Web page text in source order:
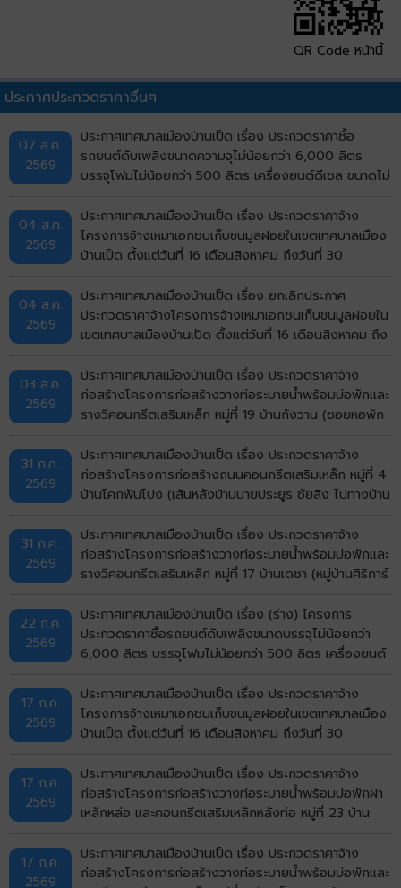
QR Code หน้านี้
ประกาศประกวดราคาอื่นๆ
07 ส.ค.
2569
ประกาศเทศบาลเมืองบ้านเป็ด เรื่อง ประกวดราคาซื้อ
รถยนต์ดับเพลิงขนาดความจุไม่น้อยกว่า 6,000 ลิตร
บรรจุโฟมไม่น้อยกว่า 500 ลิตร เครื่องยนต์ดีเซล ขนาดไม่
แรงดันสูงและอุปกรณ์ในการดับเพลิงครบชุด จำนวน 1 คัน
ด้วยวิธีประกวดราคาอิเล็กทรอนิกส์ (e-bidding)
04 ส.ค.
2569
ประกาศเทศบาลเมืองบ้านเป็ด เรื่อง ประกวดราคาจ้าง
โครงการจ้างเหมาเอกชนเก็บขนมูลฝอยในเขตเทศบาลเมือง
บ้านเป็ด ตั้งแต่วันที่ 16 เดือนสิงหาคม ถึงวันที่ 30
(e-bidding)
04 ส.ค.
2569
ประกาศเทศบาลเมืองบ้านเป็ด เรื่อง ยกเลิกประกาศ
ประกวดราคาจ้างโครงการจ้างเหมาเอกชนเก็บขนมูลฝอยใน
เขตเทศบาลเมืองบ้านเป็ด ตั้งแต่วันที่ 16 เดือนสิงหาคม ถึง
อิเล็กทรอนิกส์ (e-bidding)
03 ส.ค.
2569
ประกาศเทศบาลเมืองบ้านเป็ด เรื่อง ประกวดราคาจ้าง
ก่อสร้างโครงการก่อสร้างวางท่อระบายน้ำพร้อมบ่อพักและ
รางวีคอนกรีตเสริมเหล็ก หมู่ที่ 19 บ้านกังวาน (ซอยหอพัก
ขอนแก่น จังหวัดขอนแก่น ด้วยวิธีประกวดราคา
อิเล็กทรอนิกส์ (e-bidding)
31 ก.ค.
2569
ประกาศเทศบาลเมืองบ้านเป็ด เรื่อง ประกวดราคาจ้าง
ก่อสร้างโครงการก่อสร้างถนนคอนกรีตเสริมเหล็ก หมู่ที่ 4
บ้านโคกฟันโปง (เส้นหลังบ้านนายประยูร ชัยสิง ไปทางบ้าน
จังหวัดขอนแก่น ด้วยวิธีประกวดราคาอิเล็กทรอนิกส์ (e-
bidding)
31 ก.ค.
2569
ประกาศเทศบาลเมืองบ้านเป็ด เรื่อง ประกวดราคาจ้าง
ก่อสร้างโครงการก่อสร้างวางท่อระบายน้ำพร้อมบ่อพักและ
รางวีคอนกรีตเสริมเหล็ก หมู่ที่ 17 บ้านเดชา (หมู่บ้านศิริการ์
ด้วยวิธีประกวดราคาอิเล็กทรอนิกส์ (e-bidding)
22 ก.ค.
2569
ประกาศเทศบาลเมืองบ้านเป็ด เรื่อง (ร่าง) โครงการ
ประกวดราคาซื้อรถยนต์ดับเพลิงขนาดบรรจุไม่น้อยกว่า
6,000 ลิตร บรรจุโฟมไม่น้อยกว่า 500 ลิตร เครื่องยนต์
ตั้งระบบปั๊มแรงดันสูงและอุปกรณ์ในการดับเพลิงครบชุด
จำนวน 1 คัน ด้วยวิธีประกวดราคาอิเล็กทรอนิกส์ (e-
bidding)
17 ก.ค.
2569
ประกาศเทศบาลเมืองบ้านเป็ด เรื่อง ประกวดราคาจ้าง
โครงการจ้างเหมาเอกชนเก็บขนมูลฝอยในเขตเทศบาลเมือง
บ้านเป็ด ตั้งแต่วันที่ 16 เดือนสิงหาคม ถึงวันที่ 30
(e-bidding)
17 ก.ค.
2569
ประกาศเทศบาลเมืองบ้านเป็ด เรื่อง ประกวดราคาจ้าง
ก่อสร้างโครงการก่อสร้างวางท่อระบายน้ำพร้อมบ่อพักฝา
เหล็กหล่อ และคอนกรีตเสริมเหล็กหลังท่อ หมู่ที่ 23 บ้าน
อำเภอเมืองขอนแก่น จังหวัดขอนแก่น ด้วยวิธีประกวดราคา
อิเล็กทรอนิกส์ (e-bidding)
17 ก.ค.
2569
ประกาศเทศบาลเมืองบ้านเป็ด เรื่อง ประกวดราคาจ้าง
ก่อสร้างโครงการก่อสร้างวางท่อระบายน้ำพร้อมบ่อพักและ